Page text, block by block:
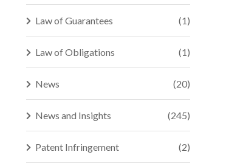
Law of Guarantees (1)
Law of Obligations (1)
News (20)
News and Insights (245)
Patent Infringement (2)